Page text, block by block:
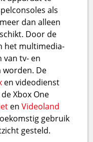
als
dan alleen
Door de
het multimedia-
van tv- en
De
en videodienst
Xbox One
enVideoland
gebruik
gesteld.